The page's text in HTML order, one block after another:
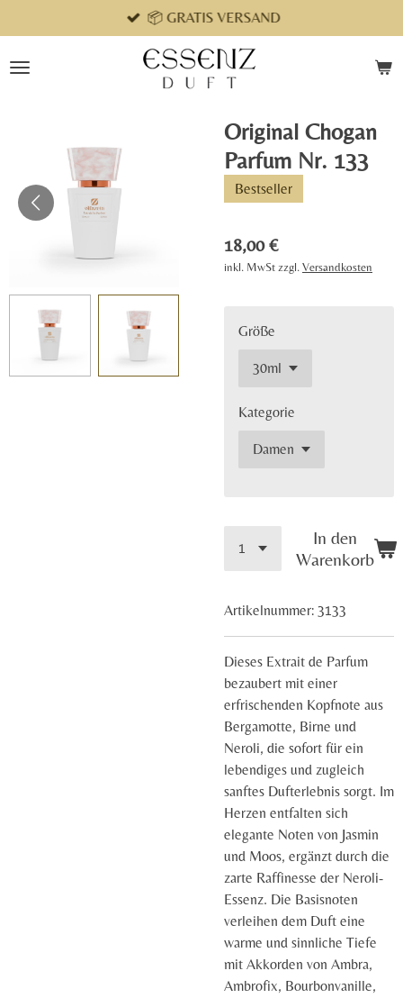
Hauptinhalt
springen
📦 GRATIS VERSAND
Original Chogan
Parfum Nr. 133
Bestseller
18,00 €
inkl. MwSt zzgl. Versandkosten
Größe
Kategorie
In den
Warenkorb
Artikelnummer: 3133
Dieses Extrait de Parfum
bezaubert mit einer
erfrischenden Kopfnote aus
Bergamotte, Birne und
Neroli, die sofort für ein
lebendiges und zugleich
sanftes Dufterlebnis sorgt. Im
Herzen entfalten sich
elegante Noten von Jasmin
und Moos, ergänzt durch die
zarte Raffinesse der Neroli-
Essenz. Die Basisnoten
verleihen dem Duft eine
warme und sinnliche Tiefe
mit Akkorden von Ambra,
Ambrofix, Bourbonvanille,